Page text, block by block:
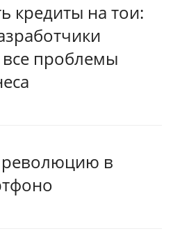
кредиты на тои:
проблемы
в